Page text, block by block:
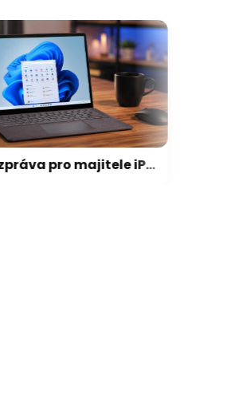
Skvělá zpráva pro majitele iPhonů, kteří používají Windows: univerzální schránka konečně zamíří i na PC